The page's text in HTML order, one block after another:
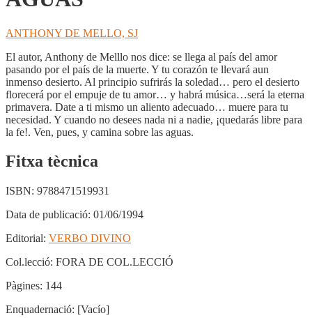
ANTHONY DE MELLO, SJ
El autor, Anthony de Melllo nos dice: se llega al país del amor
pasando por el país de la muerte. Y tu corazón te llevará aun
inmenso desierto. Al principio sufrirás la soledad… pero el desierto
florecerá por el empuje de tu amor… y habrá música…será la eterna
primavera. Date a ti mismo un aliento adecuado… muere para tu
necesidad. Y cuando no desees nada ni a nadie, ¡quedarás libre para
la fe!. Ven, pues, y camina sobre las aguas.
Fitxa tècnica
ISBN: 9788471519931
Data de publicació: 01/06/1994
Editorial: VERBO DIVINO
Col.lecció: FORA DE COL.LECCIÓ
Pàgines: 144
Enquadernació: [Vacío]